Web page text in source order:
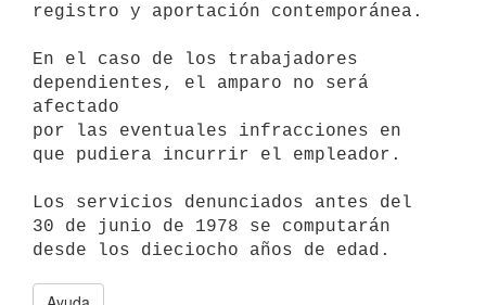
registro y aportación contemporánea.
En el caso de los trabajadores
dependientes, el amparo no será
afectado
por las eventuales infracciones en
que pudiera incurrir el empleador.
Los servicios denunciados antes del
30 de junio de 1978 se computarán